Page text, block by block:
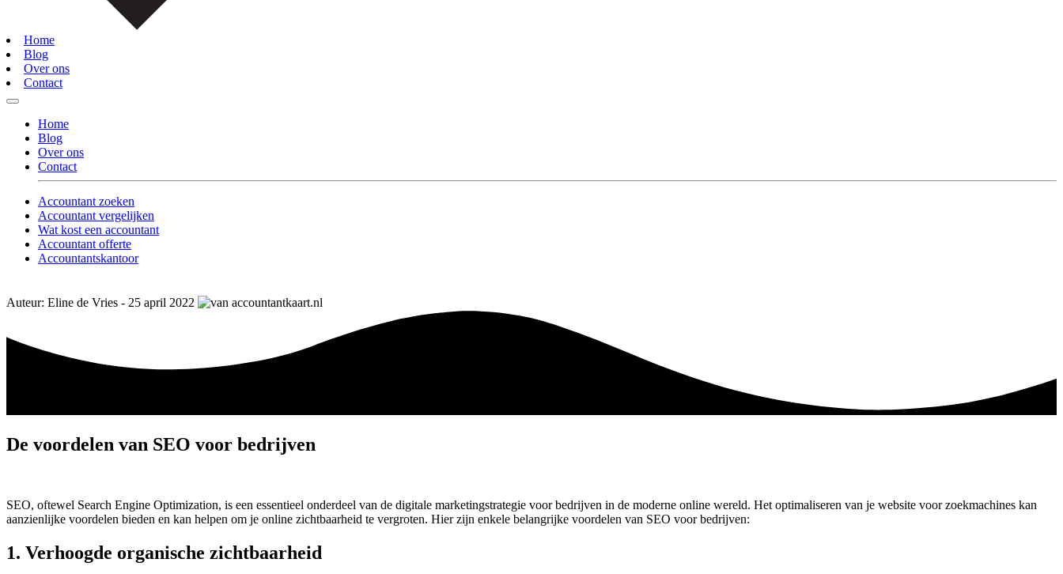
Home
Blog
Over ons
Contact
Home
Blog
Over ons
Contact
Accountant zoeken
Accountant vergelijken
Wat kost een accountant
Accountant offerte
Accountantskantoor
Auteur: Eline de Vries - 25 april 2022
De voordelen van SEO voor bedrijven
SEO, oftewel Search Engine Optimization, is een essentieel onderdeel van de digitale marketingstrategie voor bedrijven in de moderne online wereld. Het optimaliseren van je website voor zoekmachines kan
aanzienlijke voordelen bieden en kan helpen om je online zichtbaarheid te vergroten. Hier zijn enkele belangrijke voordelen van SEO voor bedrijven:
1. Verhoogde organische zichtbaarheid